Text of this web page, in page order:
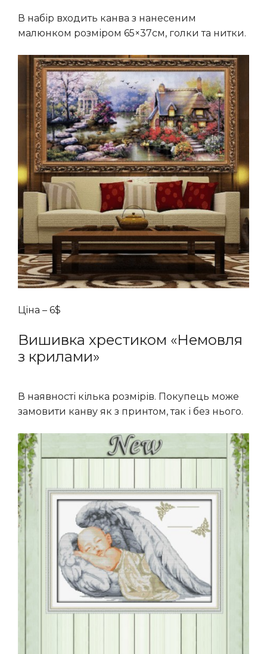
В набір входить канва з нанесеним
малюнком розміром 65×37см, голки та нитки.
Ціна – 6$
Вишивка хрестиком «Немовля
з крилами»
В наявності кілька розмірів. Покупець може
замовити канву як з принтом, так і без нього.